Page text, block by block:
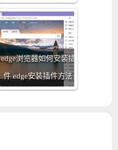
edge浏览器如何安装插
件 edge安装插件方法